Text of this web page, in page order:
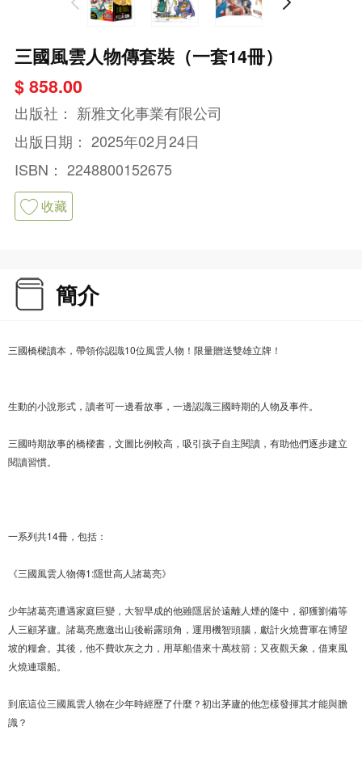
三國風雲人物傳套裝（一套14冊）
$ 858.00
出版社： 新雅文化事業有限公司
出版日期： 2025年02月24日
ISBN： 2248800152675
收藏
簡介
三國橋樑讀本，帶領你認識10位風雲人物！限量贈送雙雄立牌！
生動的小說形式，讀者可一邊看故事，一邊認識三國時期的人物及事件。
三國時期故事的橋樑書，文圖比例較高，吸引孩子自主閱讀，有助他們逐步建立
閱讀習慣。
一系列共14冊，包括：
《三國風雲人物傳1:隱世高人諸葛亮》
少年諸葛亮遭遇家庭巨變，大智早成的他雖隱居於遠離人煙的隆中，卻獲劉備等
人三顧茅廬。諸葛亮應邀出山後嶄露頭角，運用機智頭腦，獻計火燒曹軍在博望
坡的糧倉。其後，他不費吹灰之力，用草船借來十萬枝箭；又夜觀天象，借東風
火燒連環船。
到底這位三國風雲人物在少年時經歷了什麼？初出茅廬的他怎樣發揮其才能與膽
識？